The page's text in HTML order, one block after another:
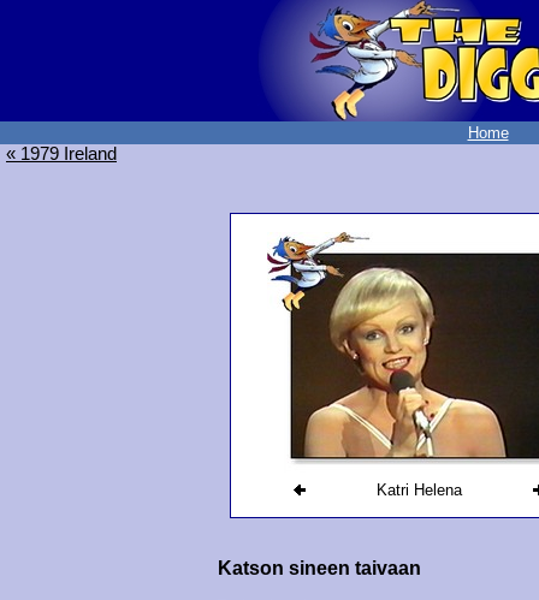
Home
« 1979 Ireland
Katri Helena
Katson sineen taivaan